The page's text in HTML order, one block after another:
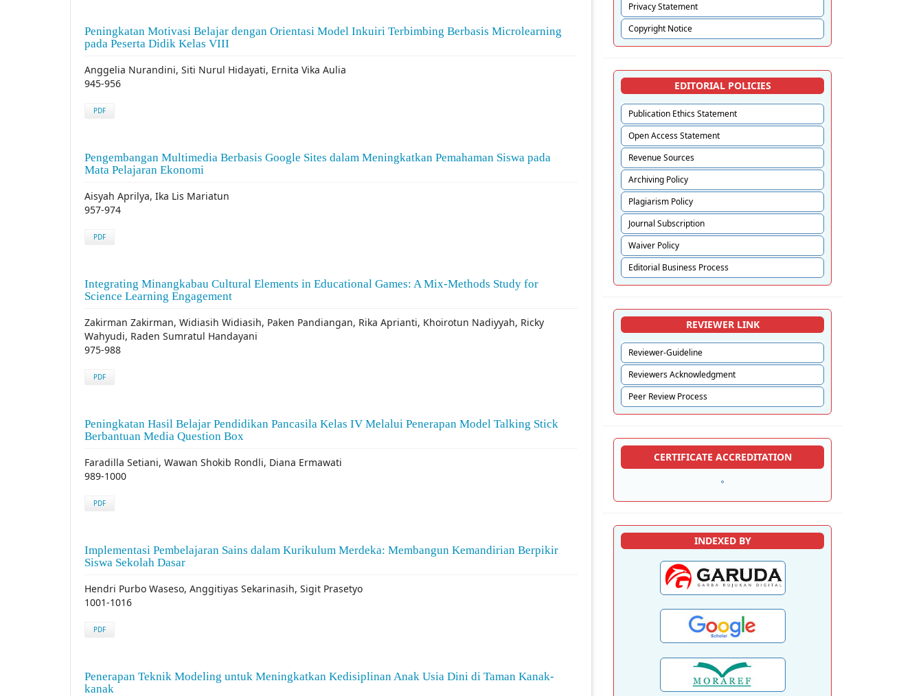
Peningkatan Motivasi Belajar dengan Orientasi Model Inkuiri Terbimbing Berbasis Microlearning
pada Peserta Didik Kelas VIII
Anggelia Nurandini, Siti Nurul Hidayati, Ernita Vika Aulia
945-956
PDF
Pengembangan Multimedia Berbasis Google Sites dalam Meningkatkan Pemahaman Siswa pada
Mata Pelajaran Ekonomi
Aisyah Aprilya, Ika Lis Mariatun
957-974
PDF
Integrating Minangkabau Cultural Elements in Educational Games: A Mix-Methods Study for
Science Learning Engagement
Zakirman Zakirman, Widiasih Widiasih, Paken Pandiangan, Rika Aprianti, Khoirotun Nadiyyah, Ricky
Wahyudi, Raden Sumratul Handayani
975-988
PDF
Peningkatan Hasil Belajar Pendidikan Pancasila Kelas IV Melalui Penerapan Model Talking Stick
Berbantuan Media Question Box
Faradilla Setiani, Wawan Shokib Rondli, Diana Ermawati
989-1000
PDF
Implementasi Pembelajaran Sains dalam Kurikulum Merdeka: Membangun Kemandirian Berpikir
Siswa Sekolah Dasar
Hendri Purbo Waseso, Anggitiyas Sekarinasih, Sigit Prasetyo
1001-1016
PDF
Penerapan Teknik Modeling untuk Meningkatkan Kedisiplinan Anak Usia Dini di Taman Kanak-
kanak
Privacy Statement
Copyright Notice
EDITORIAL POLICIES
Publication Ethics Statement
Open Access Statement
Revenue Sources
Archiving Policy
Plagiarism Policy
Journal Subscription
Waiver Policy
Editorial Business Process
REVIEWER LINK
Reviewer-Guideline
Reviewers Acknowledgment
Peer Review Process
CERTIFICATE ACCREDITATION
INDEXED BY